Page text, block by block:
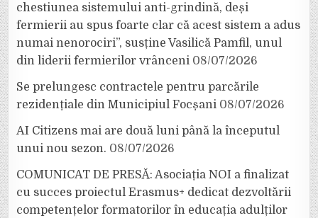
chestiunea sistemului anti-grindină, deși
fermierii au spus foarte clar că acest sistem a adus
numai nenorociri”, susține Vasilică Pamfil, unul
din liderii fermierilor vrânceni 08/07/2026
Se prelungesc contractele pentru parcările
rezidențiale din Municipiul Focșani 08/07/2026
AI Citizens mai are două luni până la începutul
unui nou sezon. 08/07/2026
COMUNICAT DE PRESĂ: Asociația NOI a finalizat
cu succes proiectul Erasmus+ dedicat dezvoltării
competențelor formatorilor în educația adulților